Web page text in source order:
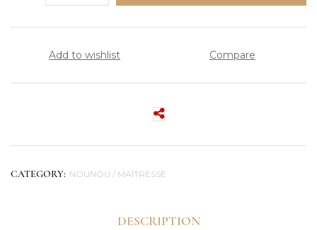
Add to wishlist Compare
CATEGORY: NOUNOU / MAÎTRESSE
DESCRIPTION